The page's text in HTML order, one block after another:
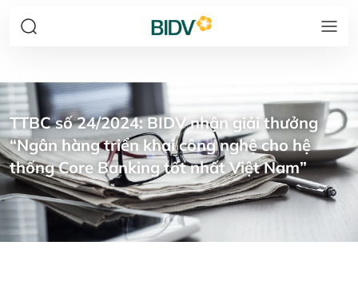
TTBC số 24/2024: BIDV nhận giải thưởng
“Ngân hàng triển khai công nghệ cho hệ
thống Core Banking tốt nhất Việt Nam”